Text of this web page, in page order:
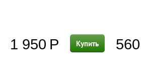
1 950 Р Купить 560